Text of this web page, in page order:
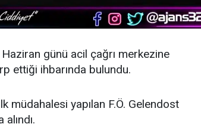
günü acil çağrı merkezine
ettiği ihbarında bulundu.
müdahalesi yapılan F.Ö. Gelendost